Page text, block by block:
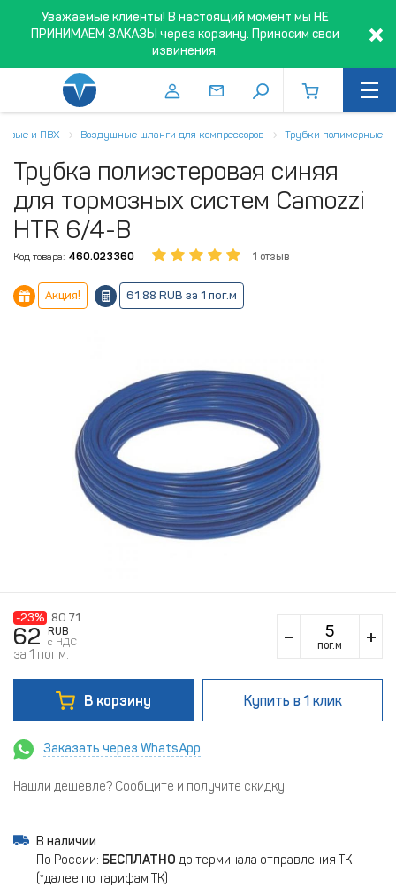
Уважаемые клиенты! В настоящий момент мы НЕ
ПРИНИМАЕМ ЗАКАЗЫ через корзину. Приносим свои
извинения.
и ПВХ Воздушные шланги для компрессоров Трубки полимерные
Трубка полиэстеровая синяя
для тормозных систем Camozzi
HTR 6/4-B
Код товара: 460.023360 1 отзыв
Акция! 61.88 RUB за 1 пог.м
-23% 80.71
62
RUB
c НДС
за 1 пог.м.
пог.м
В корзину Купить в 1 клик
Заказать через WhatsApp
Нашли дешевле? Сообщите и получите скидку!
В наличии
По России: БЕСПЛАТНО до терминала отправления ТК
(*далее по тарифам ТК)